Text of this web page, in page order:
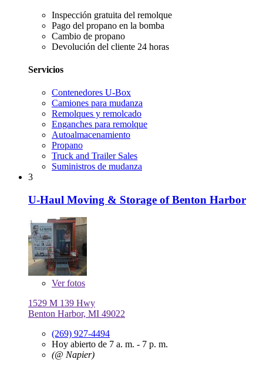
Inspección gratuita del remolque
Pago del propano en la bomba
Cambio de propano
Devolución del cliente 24 horas
Servicios
Contenedores U-Box
Camiones para mudanza
Remolques y remolcado
Enganches para remolque
Autoalmacenamiento
Propano
Truck and Trailer Sales
Suministros de mudanza
3
U-Haul Moving & Storage of Benton Harbor
Verfotos
1529 M 139 Hwy
Benton Harbor, MI 49022
(269) 927-4494
Hoy abierto de 7 a. m. - 7 p. m.
(@ Napier)